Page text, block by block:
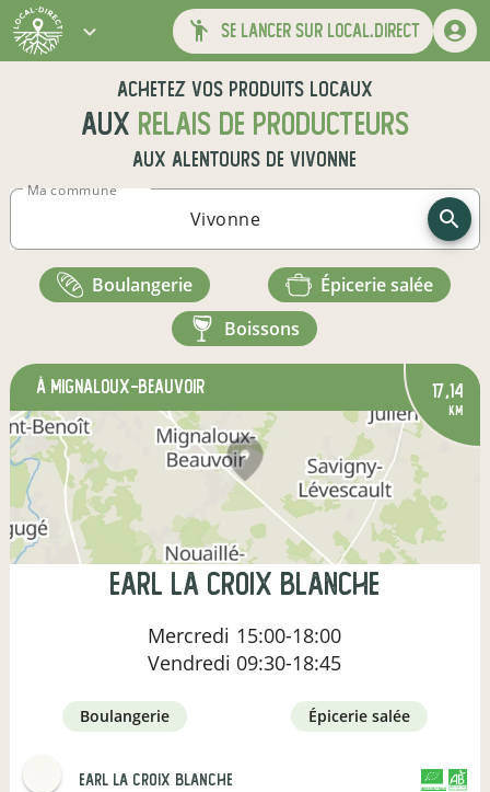
se lancer sur local.direct
Achetez vos produits locaux
aux relais de producteurs
aux alentours deVivonne
Ma commune
boulangerie
épicerie salée
boissons
à Mignaloux-Beauvoir 17,14
km
earl la croix blanche
Mercredi 15:00-18:00
Vendredi 09:30-18:45
boulangerie épicerie salée
earl la croix blanche CERTIFIÉ PAR FR-BIO-01
AGRICULTURE FRANCE